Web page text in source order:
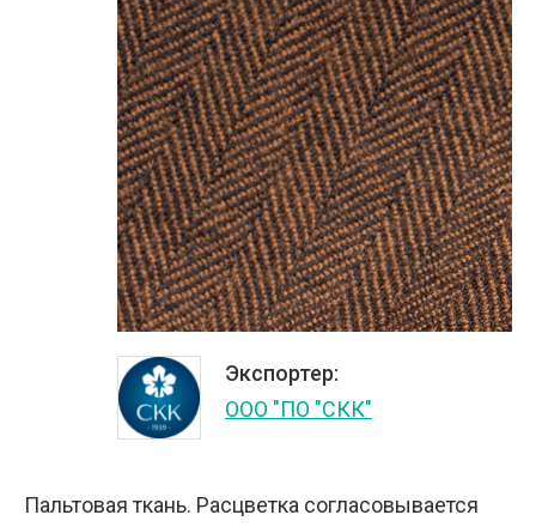
Экспортер:
ООО "ПО "СКК"
Пальтовая ткань. Расцветка согласовывается